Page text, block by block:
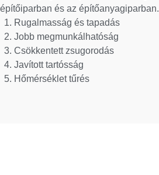
építőiparban és az építőanyagiparban.
Rugalmasság és tapadás
Jobb megmunkálhatóság
Csökkentett zsugorodás
Javított tartósság
Hőmérséklet tűrés